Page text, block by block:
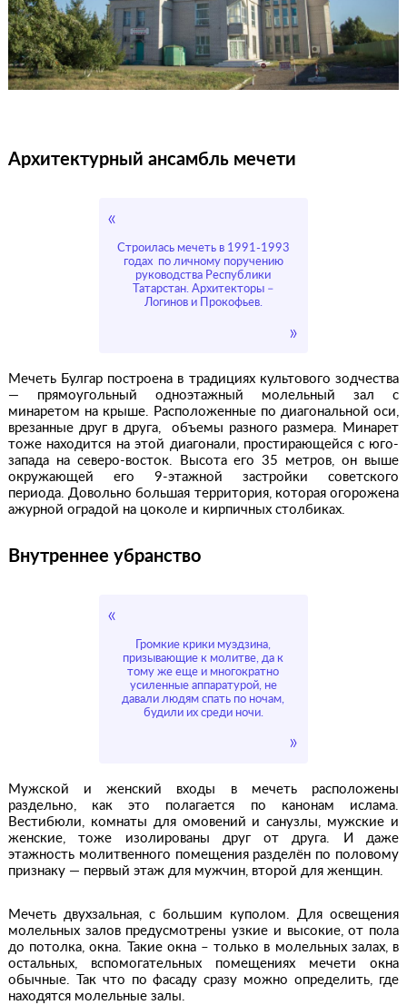
Архитектурный ансамбль мечети
Строилась мечеть в 1991-1993
годах по личному поручению
руководства Республики
Татарстан. Архитекторы –
Логинов и Прокофьев.
Мечеть Булгар построена в традициях культового зодчества
— прямоугольный одноэтажный молельный зал с
минаретом на крыше. Расположенные по диагональной оси,
врезанные друг в друга, объемы разного размера. Минарет
тоже находится на этой диагонали, простирающейся с юго-
запада на северо-восток. Высота его 35 метров, он выше
окружающей его 9-этажной застройки советского
периода. Довольно большая территория, которая огорожена
ажурной оградой на цоколе и кирпичных столбиках.
Внутреннее убранство
Громкие крики муэдзина,
призывающие к молитве, да к
тому же еще и многократно
усиленные аппаратурой, не
давали людям спать по ночам,
будили их среди ночи.
Мужской и женский входы в мечеть расположены
раздельно, как это полагается по канонам ислама.
Вестибюли, комнаты для омовений и санузлы, мужские и
женские, тоже изолированы друг от друга. И даже
этажность молитвенного помещения разделён по половому
признаку — первый этаж для мужчин, второй для женщин.
Мечеть двухзальная, с большим куполом. Для освещения
молельных залов предусмотрены узкие и высокие, от пола
до потолка, окна. Такие окна – только в молельных залах, в
остальных, вспомогательных помещениях мечети окна
обычные. Так что по фасаду сразу можно определить, где
находятся молельные залы.